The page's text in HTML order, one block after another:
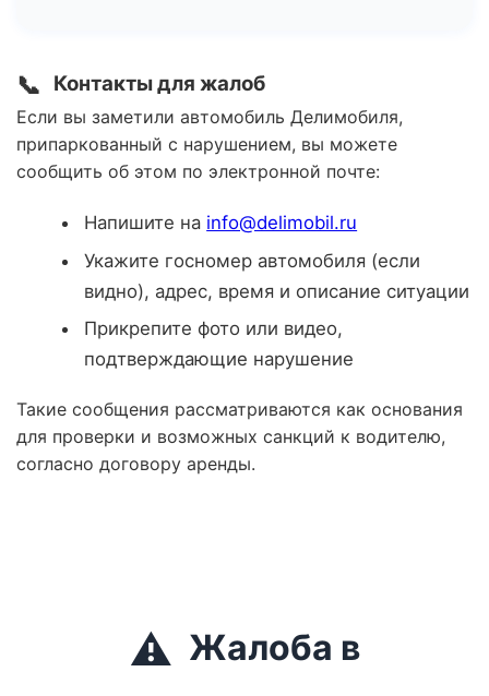
📞 Контакты для жалоб
Если вы заметили автомобиль Делимобиля,
припаркованный с нарушением, вы можете
сообщить об этом по электронной почте:
Напишите на info@delimobil.ru
Укажите госномер автомобиля (если
видно), адрес, время и описание ситуации
Прикрепите фото или видео,
подтверждающие нарушение
Такие сообщения рассматриваются как основания
для проверки и возможных санкций к водителю,
согласно договору аренды.
⚠️ Жалоба в